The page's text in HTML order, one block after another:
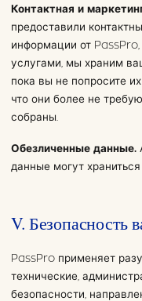
Контактная и
предоставили
информации от
услугами, мы храним
пока вы не попросите
что они более не
собраны.
Обезличенные данные.
данные могут
V. Безопасность
PassPro применяет
технические,
безопасности,